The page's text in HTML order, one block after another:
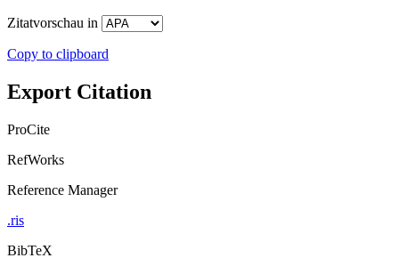
Zitatvorschau in
Copy to clipboard
Export Citation
ProCite
RefWorks
Reference Manager
.ris
BibTeX